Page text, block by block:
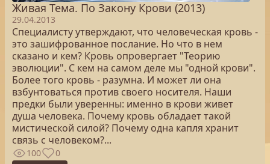
Живая Тема. По Закону Крови (2013)
29.04.2013
Специалисту утверждают, что человеческая кровь -
это зашифрованное послание. Но что в нем
сказано и кем? Кровь опровергает "Теорию
эволюции". С кем на самом деле мы "одной крови".
Более того кровь - разумна. И может ли она
взбунтоваться против своего носителя. Наши
предки были уверенны: именно в крови живет
душа человека. Почему кровь обладает такой
мистической силой? Почему одна капля хранит
связь с человеком?...
100 0